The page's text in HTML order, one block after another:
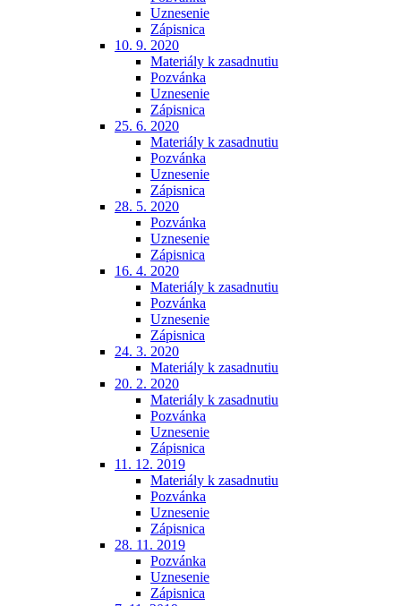
Uznesenie
Zápisnica
10. 9. 2020
Materiály k zasadnutiu
Pozvánka
Uznesenie
Zápisnica
25. 6. 2020
Materiály k zasadnutiu
Pozvánka
Uznesenie
Zápisnica
28. 5. 2020
Pozvánka
Uznesenie
Zápisnica
16. 4. 2020
Materiály k zasadnutiu
Pozvánka
Uznesenie
Zápisnica
24. 3. 2020
Materiály k zasadnutiu
20. 2. 2020
Materiály k zasadnutiu
Pozvánka
Uznesenie
Zápisnica
11. 12. 2019
Materiály k zasadnutiu
Pozvánka
Uznesenie
Zápisnica
28. 11. 2019
Pozvánka
Uznesenie
Zápisnica